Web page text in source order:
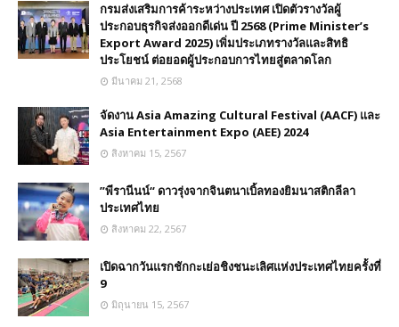
กรมส่งเสริมการค้าระหว่างประเทศ เปิดตัวรางวัลผู้
ประกอบธุรกิจส่งออกดีเด่น ปี 2568 (Prime Minister’s
Export Award 2025) เพิ่มประเภทรางวัลและสิทธิ
ประโยชน์ ต่อยอดผู้ประกอบการไทยสู่ตลาดโลก
มีนาคม 21, 2568
จัดงาน Asia Amazing Cultural Festival (AACF) และ
Asia Entertainment Expo (AEE) 2024
สิงหาคม 15, 2567
”พีรานีนน์“​ ดาวรุ่งจากจินตนาเบิ้ลทองยิมนาสติกลีลา
ประเทศไทย
สิงหาคม 22, 2567
เปิดฉากวันแรกชักกะเย่อชิงชนะเลิศแห่งประเทศไทยครั้งที่
9
มิถุนายน 15, 2567